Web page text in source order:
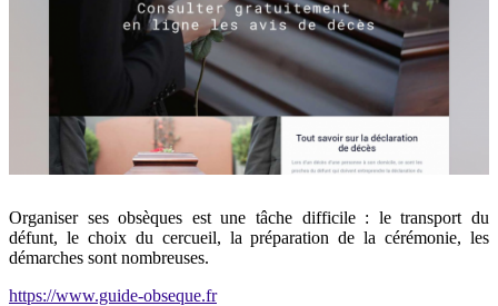
Organiser ses obsèques est une tâche difficile : le transport du
défunt, le choix du cercueil, la préparation de la cérémonie, les
démarches sont nombreuses.
https://www.guide-obseque.fr